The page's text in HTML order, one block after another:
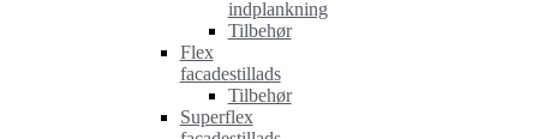
indplankning
Tilbehør
Flex
facadestillads
Tilbehør
Superflex